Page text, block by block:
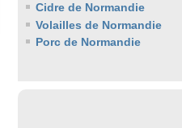
Cidre de Normandie
Volailles de Normandie
Porc de Normandie